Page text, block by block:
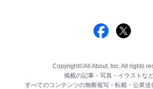
Copyright©All About, Inc. All rights
掲載の記事・写真・イラストなど
すべてのコンテンツの無断複写・転載・公衆送